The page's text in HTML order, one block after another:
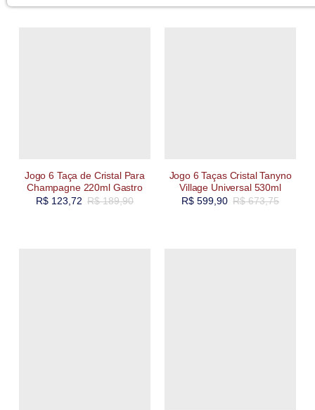
Jogo 6 Taça de Cristal Para
Champagne 220ml Gastro
R$189,90
R$123,72
Jogo 6 Taças Cristal Tanyno
Village Universal 530ml
R$673,75
R$599,90